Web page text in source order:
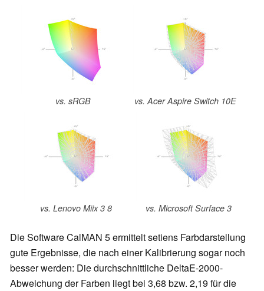
vs. sRGB vs. Acer Aspire Switch 10E
vs. Lenovo Miix 3 8 vs. Microsoft Surface 3
Die Software CalMAN 5 ermittelt setiens Farbdarstellung
gute Ergebnisse, die nach einer Kalibrierung sogar noch
besser werden: Die durchschnittliche DeltaE-2000-
Abweichung der Farben liegt bei 3,68 bzw. 2,19 für die